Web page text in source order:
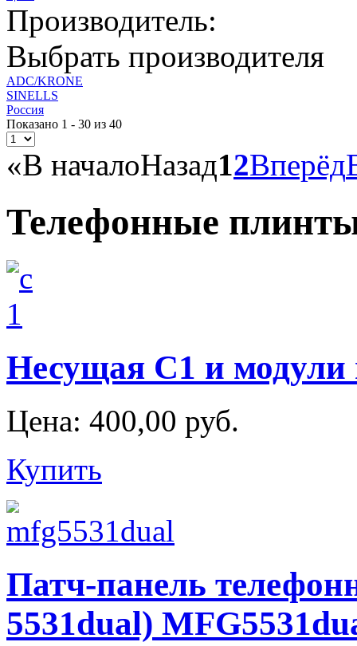
Производитель:
Выбрать производителя
ADC/KRONE
SINELLS
Россия
Показано 1 - 30 из 40
«В началоНазад12Вперёд
Телефонные
Несущая С1 и
Цена: 400,00 руб.
Купить
Патч-панель
5531dual)